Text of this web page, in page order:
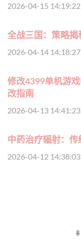
2026-04-15 14:19:22
全战三国：策略
2026-04-14 14:18:27
修改4399单机游
改指南
2026-04-13 14:41:23
中药治疗辐射：
2026-04-12 14:38:03